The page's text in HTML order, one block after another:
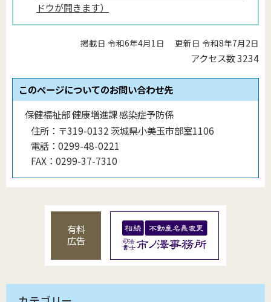
ドウが開きます）
掲載日 令和6年4月1日 更新日 令和8年7月2日
アクセス数3234
このページについてのお問い合わせ先
保健福祉部 健康増進課 感染症予防係
住所： 〒319-0132 茨城県小美玉市部室1106
電話： 0299-48-0221
FAX： 0299-37-7310
有料
広告